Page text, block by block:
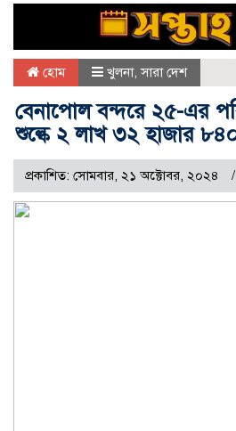
হোম খুলনা,সারা দেশ
বেনাপোল বন্দরে ২৫-এর
শুল্কে ২ লাখ ৩২ হাজার
প্রকাশিত: সোমবার, ২১ অক্টোবর, ২০২৪